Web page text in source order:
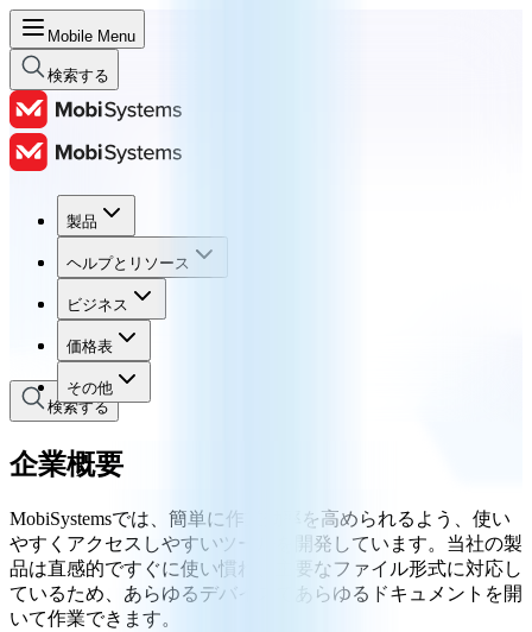
Mobile Menu
検索する
製品
ヘルプとリソース
ビジネス
価格表
その他
製品
ヘルプとリソース
ビジネス
価格表
検索する
企業概要
MobiSystemsでは、簡単に作業効率を高められるよう、使い
やすくアクセスしやすいツールを開発しています。当社の製
品は直感的ですぐに使い慣れ、主要なファイル形式に対応し
ているため、あらゆるデバイスであらゆるドキュメントを開
いて作業できます。